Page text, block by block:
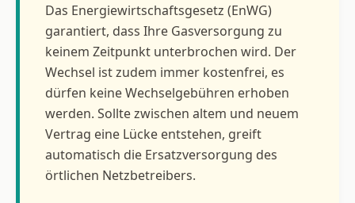
Das Energiewirtschaftsgesetz (EnWG)
garantiert, dass Ihre Gasversorgung zu
keinem Zeitpunkt unterbrochen wird. Der
Wechsel ist zudem immer kostenfrei, es
dürfen keine Wechselgebühren erhoben
werden. Sollte zwischen altem und neuem
Vertrag eine Lücke entstehen, greift
automatisch die Ersatzversorgung des
örtlichen Netzbetreibers.